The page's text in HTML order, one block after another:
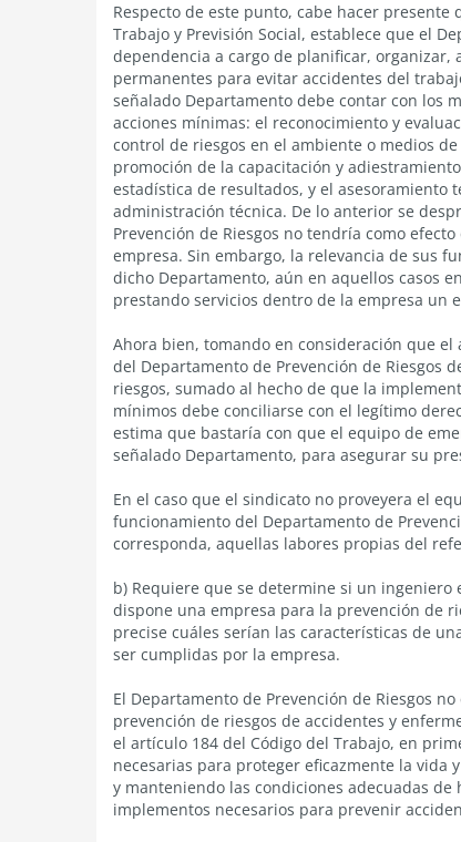
Respecto de este punto, cabe hacer presente
Trabajo y Previsión Social, establece que el
dependencia a cargo de planificar, organizar,
permanentes para evitar accidentes del
señalado Departamento debe contar con los
acciones mínimas: el reconocimiento y
control de riesgos en el ambiente o medios
promoción de la capacitación y
estadística de resultados, y el asesoramiento
administración técnica. De lo anterior se
Prevención de Riesgos no tendría como
empresa. Sin embargo, la relevancia de sus
dicho Departamento, aún en aquellos casos
prestando servicios dentro de la empresa un
Ahora bien, tomando en consideración que el
del Departamento de Prevención de Riesgos
riesgos, sumado al hecho de que la
mínimos debe conciliarse con el legítimo
estima que bastaría con que el equipo de
señalado Departamento, para asegurar su
En el caso que el sindicato no proveyera el
funcionamiento del Departamento de
corresponda, aquellas labores propias del
b) Requiere que se determine si un
dispone una empresa para la prevención de
precise cuáles serían las características de
ser cumplidas por la empresa.
El Departamento de Prevención de Riesgos
prevención de riesgos de accidentes y
el artículo 184 del Código del Trabajo, en
necesarias para proteger eficazmente la vida
y manteniendo las condiciones adecuadas
implementos necesarios para prevenir